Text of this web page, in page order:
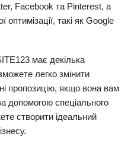
Facebook та Pinterest, а
такі як Google
має декілька
легко змінити
пропозицію, якщо вона вам
допомогою спеціального
створити ідеальний